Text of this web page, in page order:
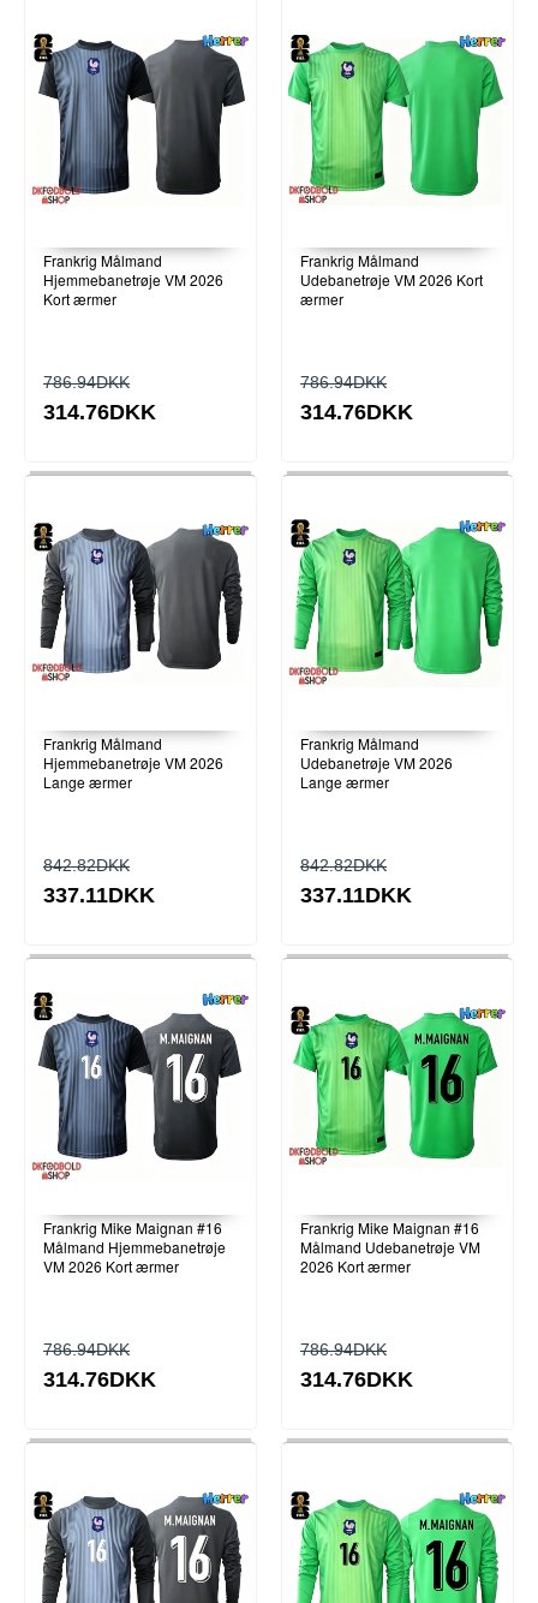
Frankrig Målmand
Hjemmebanetrøje VM 2026
Kort ærmer
786.94DKK
314.76DKK
Frankrig Målmand
Udebanetrøje VM 2026 Kort
ærmer
786.94DKK
314.76DKK
Frankrig Målmand
Hjemmebanetrøje VM 2026
Lange ærmer
842.82DKK
337.11DKK
Frankrig Målmand
Udebanetrøje VM 2026
Lange ærmer
842.82DKK
337.11DKK
Frankrig Mike Maignan #16
Målmand Hjemmebanetrøje
VM 2026 Kort ærmer
786.94DKK
314.76DKK
Frankrig Mike Maignan #16
Målmand Udebanetrøje VM
2026 Kort ærmer
786.94DKK
314.76DKK